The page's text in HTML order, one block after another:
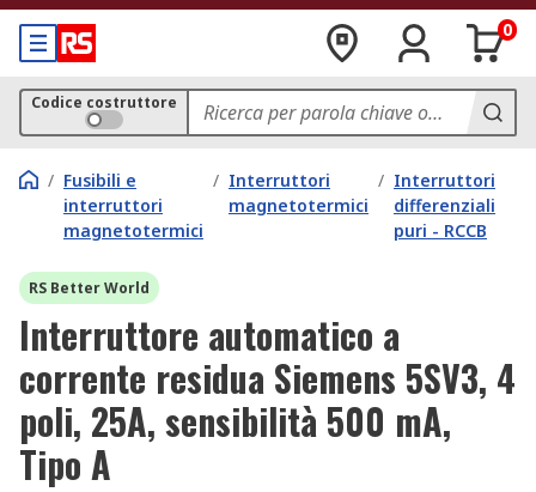
0
Codice costruttore
/ Fusibili e
interruttori
magnetotermici
/ Interruttori
magnetotermici
/ Interruttori
differenziali
puri - RCCB
RS Better World
Interruttore automatico a
corrente residua Siemens 5SV3, 4
poli, 25A, sensibilità 500 mA,
Tipo A